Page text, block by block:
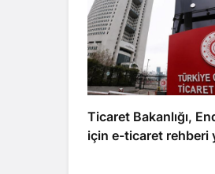
Ticaret Bakanlığı,
için e-ticaret rehberi